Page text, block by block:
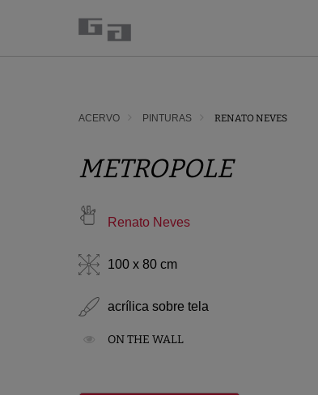
ACERVO PINTURAS RENATO NEVES
METROPOLE
Renato Neves
100 x 80 cm
acrílica sobre tela
ON THE WALL